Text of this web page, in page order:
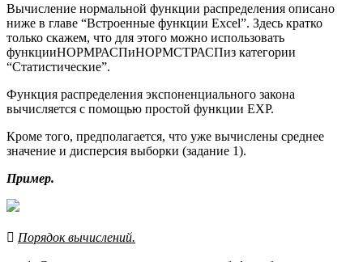
Вычисление нормальной функции распределения описано
ниже в главе “Встроенные функции Excel”. Здесь кратко
только скажем, что для этого можно использовать
функцииНОРМРАСПиНОРМСТРАСПиз категории
“Статистические”.
Функция распределения экспоненциального закона
вычисляется с помощью простой функции EXP.
Кроме того, предполагается, что уже вычислены среднее
значение и дисперсия выборки (задание 1).
Пример.
 Порядок вычислений.